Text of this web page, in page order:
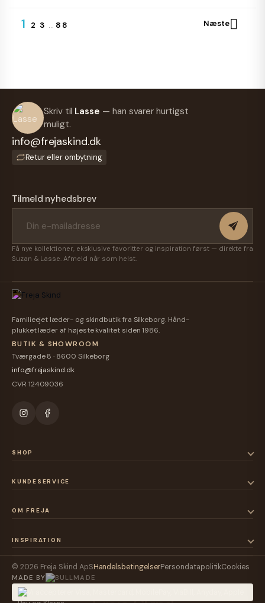
1 2 3 … 88 Næste
Skriv til Lasse — han svarer hurtigst
muligt.
info@frejaskind.dk
Retur eller ombytning
Tilmeld nyhedsbrev
Få nye kollektioner, eksklusive favoritter og inspiration først — direkte fra
Suzan & Lasse. Afmeld når som helst.
Familieejet læder- og skindbutik fra Silkeborg. Hånd-
plukket læder af højeste kvalitet siden 1986.
BUTIK & SHOWROOM
Tværgade 8 · 8600 Silkeborg
info@frejaskind.dk
CVR 12409036
SHOP
KUNDESERVICE
OM FREJA
INSPIRATION
© 2026 Freja Skind ApSHandelsbetingelserPersondatapolitikCookies
MADE BY